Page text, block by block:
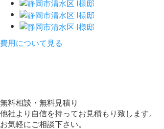
費用について見る
無料相談・無料見積り
他社より自信を持ってお見積もり致します。
お気軽にご相談下さい。